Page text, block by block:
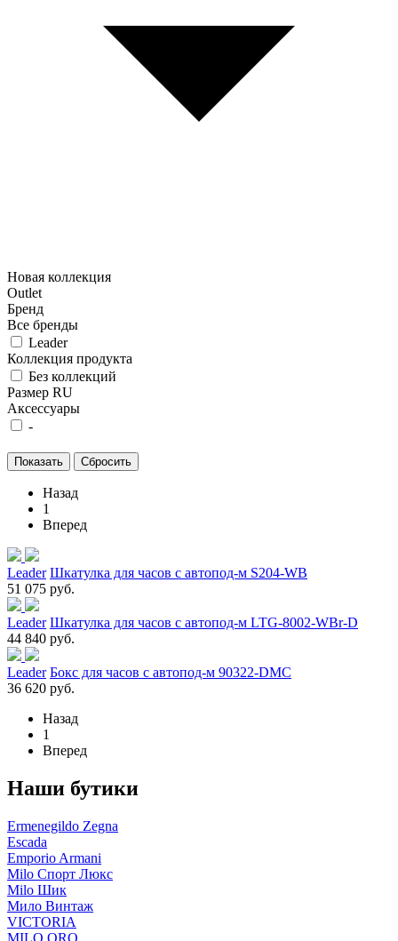
Новая коллекция
Outlet
Бренд
Все бренды
Leader
Коллекция продукта
Без коллекций
Размер RU
Аксессуары
-
Назад
1
Вперед
Leader Шкатулка для часов с автопод-м S204-WB
51 075 руб.
Leader Шкатулка для часов с автопод-м LTG-8002-WBr-D
44 840 руб.
Leader Бокс для часов с автопод-м 90322-DMC
36 620 руб.
Назад
1
Вперед
Наши бутики
Ermenegildo Zegna
Escada
Emporio Armani
Milo Спорт Люкс
Milo Шик
Мило Винтаж
VICTORIA
MILO ORO